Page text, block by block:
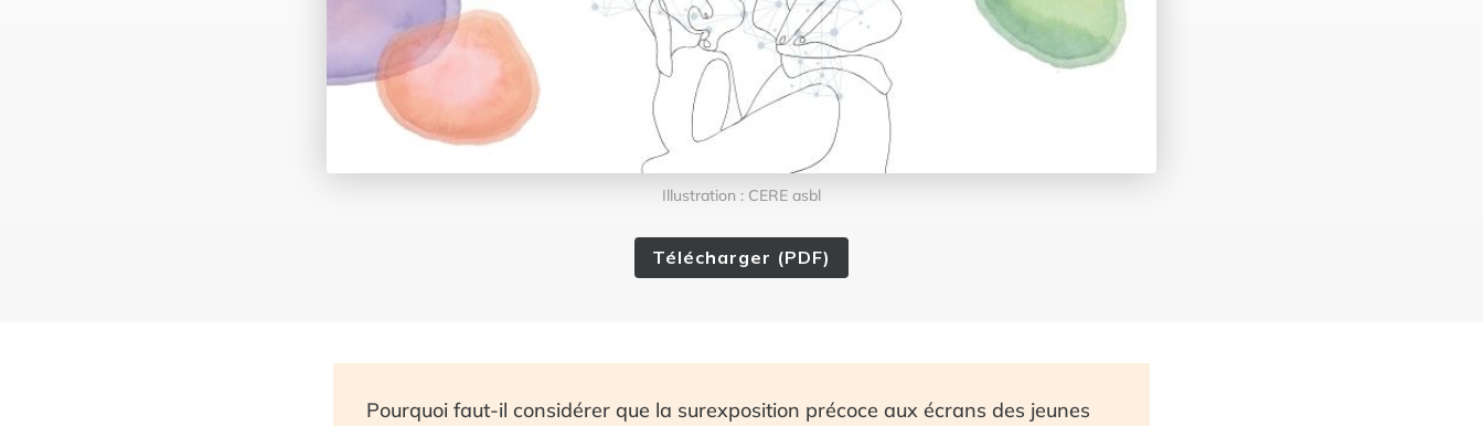
Illustration : CERE asbl
Télécharger (PDF)
Pourquoi faut-il considérer que la surexposition précoce aux écrans des jeunes